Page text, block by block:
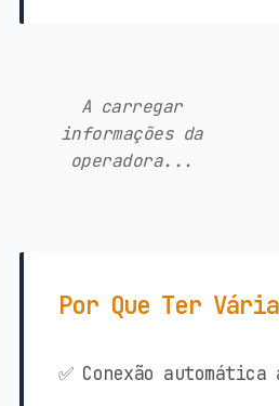
A carregar
informações da
operadora...
Por Que Ter
✅ Conexão